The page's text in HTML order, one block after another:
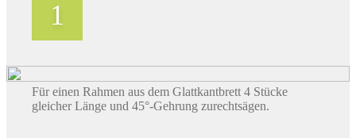
Für einen Rahmen aus dem Glattkantbrett 4 Stücke
gleicher Länge und 45°-Gehrung zurechtsägen.